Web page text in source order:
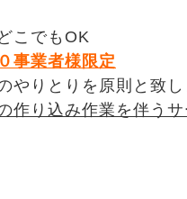
こでもOK
事業者様限定
やりとりを原則と致し
作り込み作業を伴う